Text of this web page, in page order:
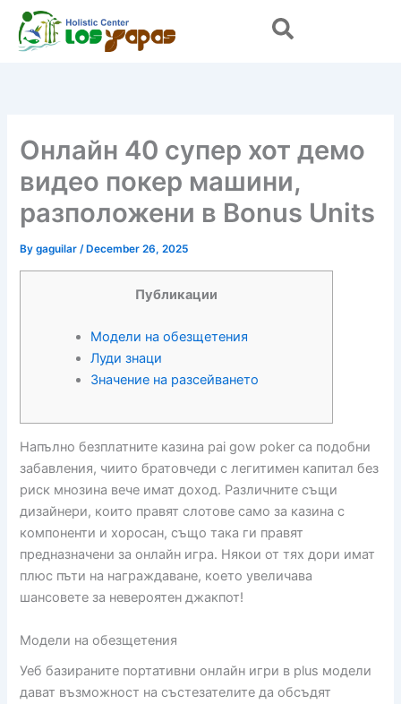
Skip
content
Онлайн 40 супер хот демо
видео покер машини,
разположени в Bonus Units
Bygaguilar/ December 26, 2025
Публикации
Модели на обезщетения
Луди знаци
Значение на разсейването
Напълно безплатните казина pai gow poker са подобни
забавления, чиито братовчеди с легитимен капитал без
риск мнозина вече имат доход. Различните същи
дизайнери, които правят слотове само за казина с
компоненти и хоросан, също така ги правят
предназначени за онлайн игра. Някои от тях дори имат
плюс пъти на награждаване, което увеличава
шансовете за невероятен джакпот!
Модели на обезщетения
Уеб базираните портативни онлайн игри в plus модели
дават възможност на състезателите да обсъдят